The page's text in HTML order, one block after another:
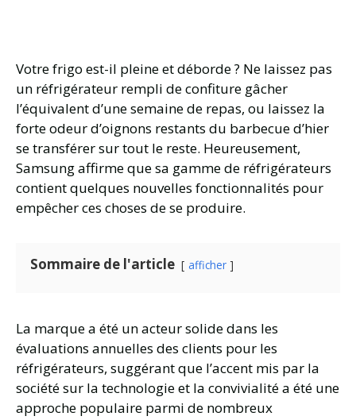
Votre frigo est-il pleine et déborde ? Ne laissez pas
un réfrigérateur rempli de confiture gâcher
l’équivalent d’une semaine de repas, ou laissez la
forte odeur d’oignons restants du barbecue d’hier
se transférer sur tout le reste. Heureusement,
Samsung affirme que sa gamme de réfrigérateurs
contient quelques nouvelles fonctionnalités pour
empêcher ces choses de se produire.
Sommaire de l'article afficher
La marque a été un acteur solide dans les
évaluations annuelles des clients pour les
réfrigérateurs, suggérant que l’accent mis par la
société sur la technologie et la convivialité a été une
approche populaire parmi de nombreux